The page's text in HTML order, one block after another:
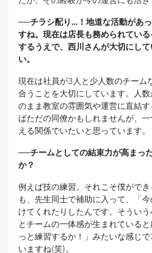
──チラシ配り…！地道な活動があ
すね。現在は店長も務められてい
するうえで、西川さんが大切にし
い。
現在は社員が3人と少人数のチーム
合うことを大切にしています。人
のまま教室の雰囲気や運営に直結
ばただの同僚かもしれませんが、
える関係でいたいと思っています。
──チームとしての結束力が高まっ
か？
例えば技の練習。それこそ僕がで
も、先生同士で補助に入って、「
けてくれたりしたんです。そうい
とチームの一体感が生まれている
っと練習するか！」みたいな感じ
いますね(笑)。